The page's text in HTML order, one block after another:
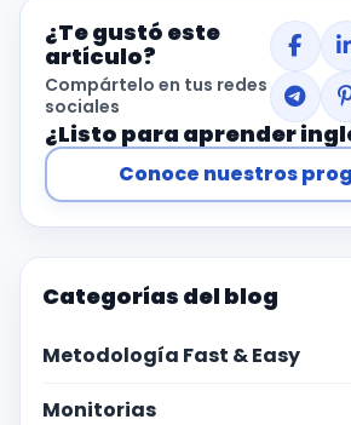
¿Te gustó este
artículo?
Compártelo en tus redes
sociales
¿Listo para aprender
Conoce nuestros
Categorías del blog
Metodología Fast & Easy
Monitorias